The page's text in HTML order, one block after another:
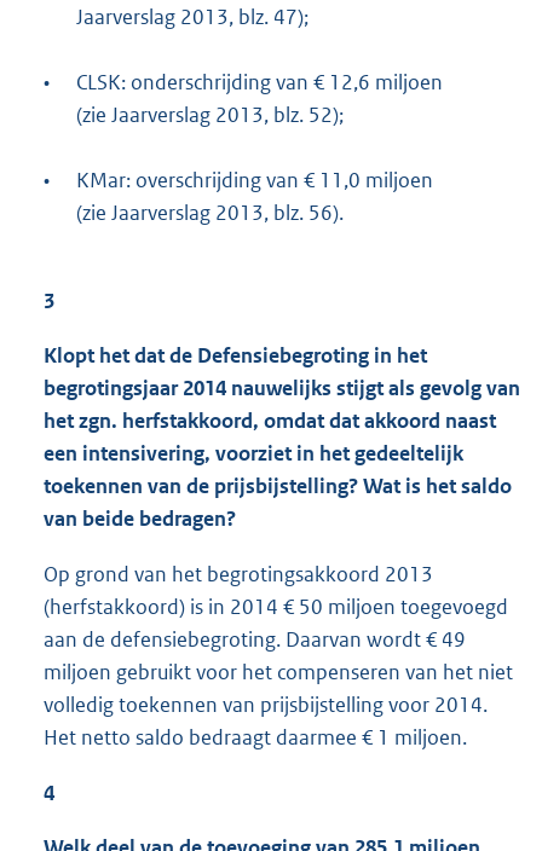
Jaarverslag 2013, blz. 47);
•
CLSK: onderschrijding van € 12,6 miljoen
(zie Jaarverslag 2013, blz. 52);
•
KMar: overschrijding van € 11,0 miljoen
(zie Jaarverslag 2013, blz. 56).
3
Klopt het dat de Defensiebegroting in het
begrotingsjaar 2014 nauwelijks stijgt als gevolg van
het zgn. herfstakkoord, omdat dat akkoord naast
een intensivering, voorziet in het gedeeltelijk
toekennen van de prijsbijstelling? Wat is het saldo
van beide bedragen?
Op grond van het begrotingsakkoord 2013
(herfstakkoord) is in 2014 € 50 miljoen toegevoegd
aan de defensiebegroting. Daarvan wordt € 49
miljoen gebruikt voor het compenseren van het niet
volledig toekennen van prijsbijstelling voor 2014.
Het netto saldo bedraagt daarmee € 1 miljoen.
4